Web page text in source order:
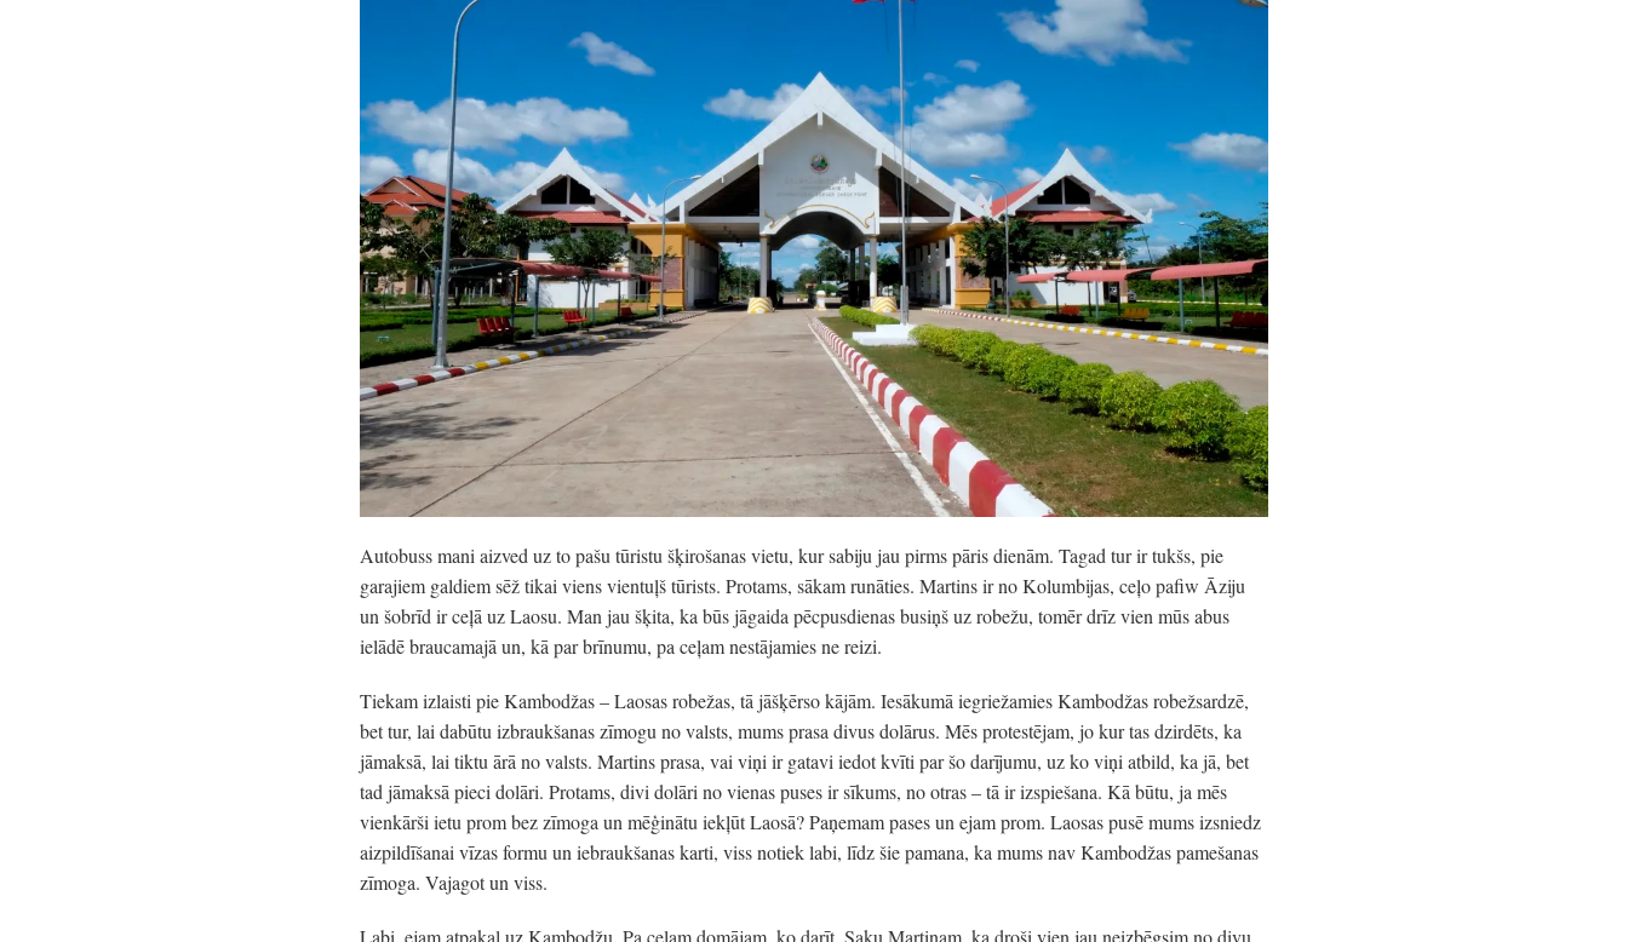
Autobuss mani aizved uz to pašu tūristu šķirošanas vietu, kur sabiju jau pirms pāris dienām. Tagad tur ir tukšs, pie
garajiem galdiem sēž tikai viens vientuļš tūrists. Protams, sākam runāties. Martins ir no Kolumbijas, ceļo pafiw Āziju
un šobrīd ir ceļā uz Laosu. Man jau šķita, ka būs jāgaida pēcpusdienas busiņš uz robežu, tomēr drīz vien mūs abus
ielādē braucamajā un, kā par brīnumu, pa ceļam nestājamies ne reizi.
Tiekam izlaisti pie Kambodžas – Laosas robežas, tā jāšķērso kājām. Iesākumā iegriežamies Kambodžas robežsardzē,
bet tur, lai dabūtu izbraukšanas zīmogu no valsts, mums prasa divus dolārus. Mēs protestējam, jo kur tas dzirdēts, ka
jāmaksā, lai tiktu ārā no valsts. Martins prasa, vai viņi ir gatavi iedot kvīti par šo darījumu, uz ko viņi atbild, ka jā, bet
tad jāmaksā pieci dolāri. Protams, divi dolāri no vienas puses ir sīkums, no otras – tā ir izspiešana. Kā būtu, ja mēs
vienkārši ietu prom bez zīmoga un mēģinātu iekļūt Laosā? Paņemam pases un ejam prom. Laosas pusē mums izsniedz
aizpildīšanai vīzas formu un iebraukšanas karti, viss notiek labi, līdz šie pamana, ka mums nav Kambodžas pamešanas
zīmoga. Vajagot un viss.
Labi, ejam atpakaļ uz Kambodžu. Pa ceļam domājam, ko darīt. Saku Martinam, ka droši vien jau neizbēgsim no divu